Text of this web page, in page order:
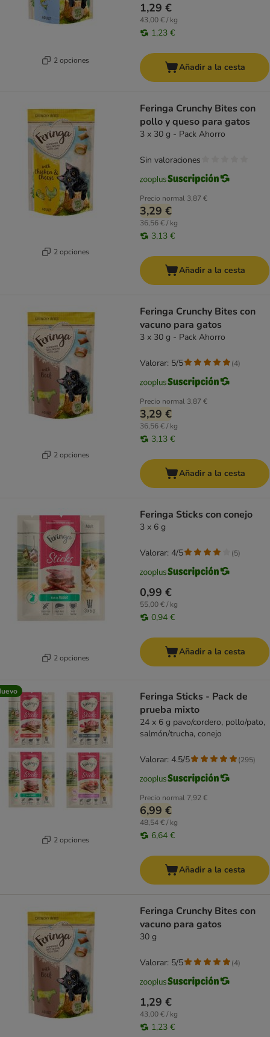
2 opciones
1,29 €
43,00 € / kg
1,23 €
Añadir a la cesta
2 opciones
Feringa Crunchy Bites con
pollo y queso para gatos
3 x 30 g - Pack Ahorro
Precio normal 3,87 €
3,29 €
36,56 € / kg
3,13 €
Sin valoraciones
Añadir a la cesta
2 opciones
Feringa Crunchy Bites con
vacuno para gatos
3 x 30 g - Pack Ahorro
Precio normal 3,87 €
3,29 €
36,56 € / kg
3,13 €
Valorar: 5/5 (4)
Añadir a la cesta
2 opciones
Feringa Sticks con conejo
3 x 6 g
0,99 €
55,00 € / kg
0,94 €
Valorar: 4/5 (5)
Añadir a la cesta
2 opciones
Feringa Sticks - Pack de
prueba mixto
24 x 6 g pavo/cordero, pollo/pato,
salmón/trucha, conejo
Precio normal 7,92 €
6,99 €
48,54 € / kg
6,64 €
Valorar: 4.5/5 (295)
Añadir a la cesta
Feringa Crunchy Bites con
vacuno para gatos
30 g
1,29 €
43,00 € / kg
1,23 €
Valorar: 5/5 (4)